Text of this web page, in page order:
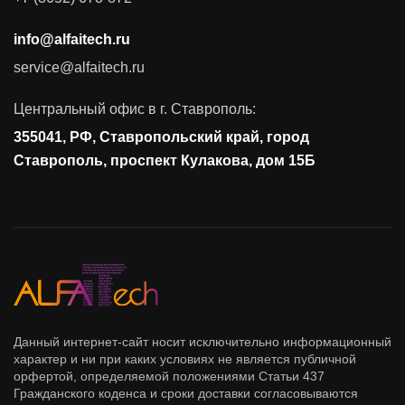
Соответствие требованиям и стандартам
Антивирусная защита
Управление доступом
Сетевая безопасность
info@alfaitech.ru
service@alfaitech.ru
Центральный офис в г. Ставрополь:
355041, РФ, Ставропольский край, город
Ставрополь, проспект Кулакова, дом 15Б
Данный интернет-сайт носит исключительно информационный
характер и ни при каких условиях не является публичной
орфертой, определяемой положениями Статьи 437
Гражданского коденса и сроки доставки согласовываются